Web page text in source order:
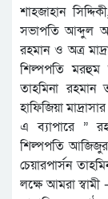
শাহজাহান
সভাপতি আব্দুল
রহমান ও অত্র
শিল্পপতি মরহুম
তাহমিনা রহমান
হাফিজিয়া
এ ব্যাপারে ”
শিল্পপতি
চেয়ারপার্সন
লক্ষে আমরা স্বামী